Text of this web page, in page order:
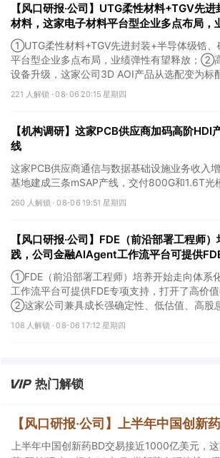
【风口研报·公司】UTG柔性材料+TGV先
材料，这家电子材料平台型企业多点布局，
PCB检测工位增加、设备升级，这家公司
配
①UTG柔性材料+TGV先进封装+半导体级锆、
平台型企业多点布局，业绩弹性有望释放；②
设备升级，这家公司3D AOI产品从选配变为标
刚需，现已进入头部客户供应体系。
221 人解锁 ·08-06 20:15 星期四
【机构调研】这家PCB供应商加码高阶
线
这家PCB供应商通信与数据基础设施业务收入
基地建成三条mSAP产线，交付800G和1.6T光
260 人解锁 ·08-06 19:51 星期四
【风口研报·公司】FDE（前沿部署工程师
践，公司金融AIAgent工作流平台可提供
值行业的落地空间；另有公司兼具成长强确
性
①FDE（前沿部署工程师）培养开始走向体系
工作流平台可提供FDE专项支持，打开了高价
②这家公司兼具成长强确定性、低估值、高股
易额高速增长，且还有AI应用加速渗透+跨境支
108 人解锁 ·08-06 17:12 星期四
热门解锁
上半年中国创新药BD交易接近1000亿美元，